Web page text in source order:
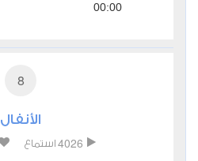
00:00
8
الأنفال
4026 استماع